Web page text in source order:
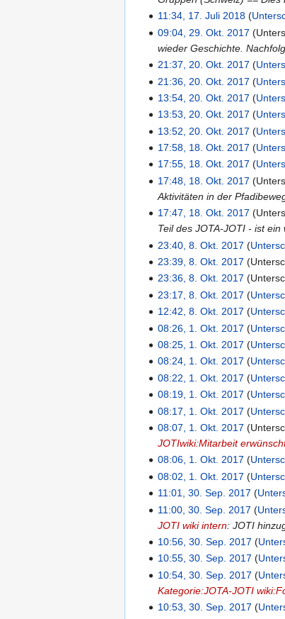
11:34, 17. Juli 2018
09:04, 29. Okt. 2017
wieder Geschichte.
21:37, 20. Okt. 2017
21:36, 20. Okt. 2017
13:54, 20. Okt. 2017
13:53, 20. Okt. 2017
13:52, 20. Okt. 2017
17:58, 18. Okt. 2017
17:55, 18. Okt. 2017
17:48, 18. Okt. 2017
Aktivitäten in der
17:47, 18. Okt. 2017
Teil des JOTA-JOTI - ist
23:40, 8. Okt. 2017
23:39, 8. Okt. 2017
23:36, 8. Okt. 2017
23:17, 8. Okt. 2017
12:42, 8. Okt. 2017
08:26, 1. Okt. 2017
08:25, 1. Okt. 2017
08:24, 1. Okt. 2017
08:22, 1. Okt. 2017
08:19, 1. Okt. 2017
08:17, 1. Okt. 2017
08:07, 1. Okt. 2017
JOTIwiki:Mitarbeit
08:06, 1. Okt. 2017
08:02, 1. Okt. 2017
11:01, 30. Sep. 2017
11:00, 30. Sep. 2017
JOTI wiki intern: JOTI
10:56, 30. Sep. 2017
10:55, 30. Sep. 2017
10:54, 30. Sep. 2017
Kategorie:JOTA-JOTI
10:53, 30. Sep. 2017